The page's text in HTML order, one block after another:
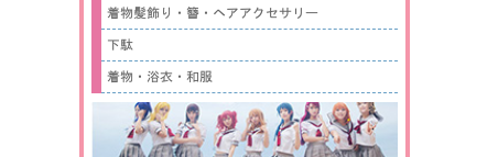
着物髪飾り・簪・ヘアアクセサリー
下駄
着物・浴衣・和服